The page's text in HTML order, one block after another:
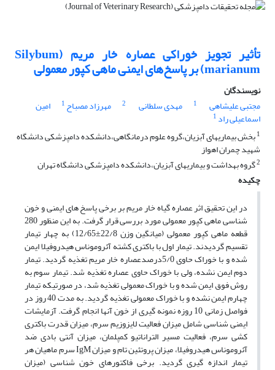
تأثیر تجویز خوراکی عصاره خار مریم ‌(Silybum
marianum)‌ بر پاسخ‌های ایمنی ماهی کپور معمولی
نویسندگان
مجتبی علیشاهی
1 مهدی سلطانی 2 مهرزاد مصباح 1 امین
اسماعیلی راد 1
1بخش بیماریهای آبزیان،گروه علوم درمانگاهی،دانشکده دامپزشکی دانشگاه
شهید چمران اهواز
2گروه بهداشت و بیماریهای آبزیان،دانشکده دامپزشکی دانشگاه تهران
چکیده
در این تحقیق اثر عصاره گیاه خار مریم بر برخی پاسخ های ایمنی و خون
شناسی ماهی کپور معمولی مورد بررسی قرار گرفت. به این منظور 280
قطعه ماهی کپور معمولی (میانگین وزن 22/8±12/65) به چهار تیمار
تقسیم گردیدند. تیمار اول با باکتری کشته آئروموناس هیدروفیلا ایمن
شده و با خوراک حاوی 5/0‌درصدعصاره خار مریم تغذیه گردید. تیمار
دوم ایمن نشده‌، ولی با خوراک حاوی عصاره تغذیه شد. تیمار سوم به
روش فوق ایمن شده و با خوراک معمولی تغذیه شد، در صورتیکه تیمار
چهارم ایمن نشده و با خوراک معمولی تغذیه گردید. به مدت 40 روز در
فواصل زمانی 10 روزه نمونه گیری از خون آنها انجام گرفت. آزمایشات
ایمنی شناسی شامل میزان فعالیت لایزوزیم سرم، میزان قدرت باکتری
کشی سرم، فعالیت مسیر التراناتیو کمپلمان، میزان آنتی بادی ضد
آئروموناس هیدروفیلا، میزان پروتئین تام و میزان IgM سرم ماهیان هر
تیمار اندازه گیری گردید. برخی فاکتورهای خون شناسی (میزان